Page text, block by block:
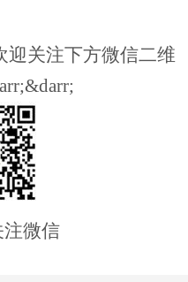
迎关注下方微信二维
微信